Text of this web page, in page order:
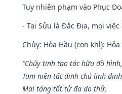
Tuy nhiên phạm vào Phục
- Tại Sửu là Đắc Địa, mọi
Chủy: Hỏa Hầu (con khỉ):
“Chủy tinh tạo tác hữu đồ hình,
Tam niên tất đinh chủ linh
Mai táng tốt tử đa do thử,